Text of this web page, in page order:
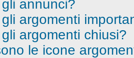
annunci?
argomenti
argomenti chiusi?
le icone